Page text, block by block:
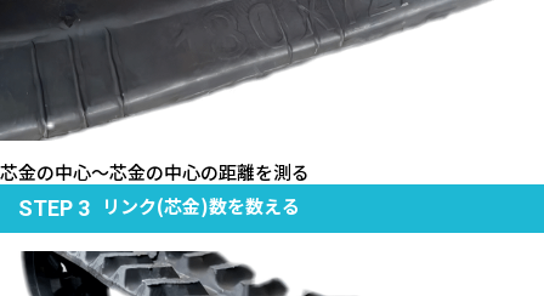
芯金の中心～芯金の中心の距離を測る
STEP 3
リンク(芯金)数を数える